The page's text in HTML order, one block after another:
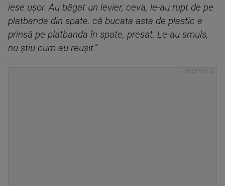
iese uşor. Au băgat un levier, ceva, le-au rupt de pe
platbanda din spate. că bucata asta de plastic e
prinsă pe platbanda în spate, presat. Le-au smuls,
nu ştiu cum au reuşit.”